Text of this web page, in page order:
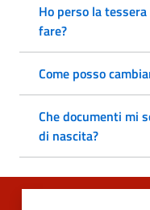
Ho perso la
fare?
Come posso
Che documenti mi
di nascita?